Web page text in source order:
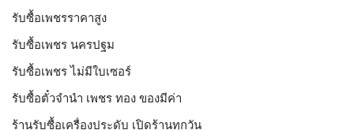
รับซื้อเพชรราคาสูง
รับซื้อเพชร นครปฐม
รับซื้อเพชร ไม่มีใบเซอร์
รับซื้อตั๋วจำนำ เพชร ทอง ของมีค่า
ร้านรับซื้อเครื่องประดับ เปิดร้านทุกวัน